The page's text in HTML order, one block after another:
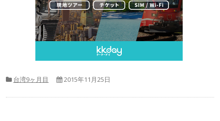
台湾9ヶ月目 2015年11月25日